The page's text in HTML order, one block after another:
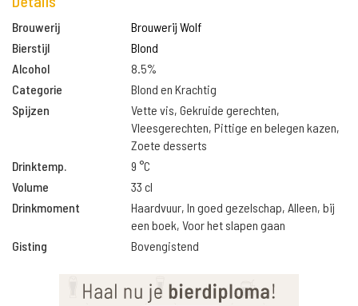
Brouwerij
Brouwerij Wolf
Bierstijl
Blond
Alcohol
8.5%
Categorie
Blond en Krachtig
Spijzen
Vette vis, Gekruide gerechten,
Vleesgerechten, Pittige en belegen kazen,
Zoete desserts
Drinktemp.
9 °C
Volume
33 cl
Drinkmoment
Haardvuur, In goed gezelschap, Alleen, bij
een boek, Voor het slapen gaan
Gisting
Bovengistend